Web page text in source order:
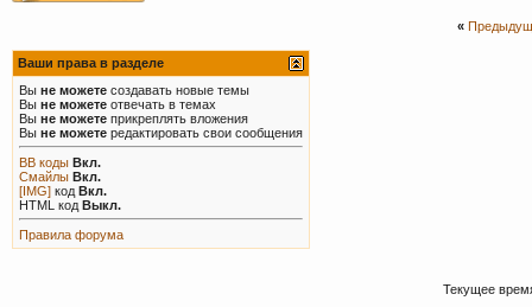
«
Ваши права в разделе
Вы не можете создавать новые темы
Вы не можете отвечать в темах
Вы не можете прикреплять вложения
Вы не можете редактировать свои сообщения
BB коды Вкл.
Смайлы Вкл.
[IMG] код Вкл.
HTML код Выкл.
Правила форума
Текущее